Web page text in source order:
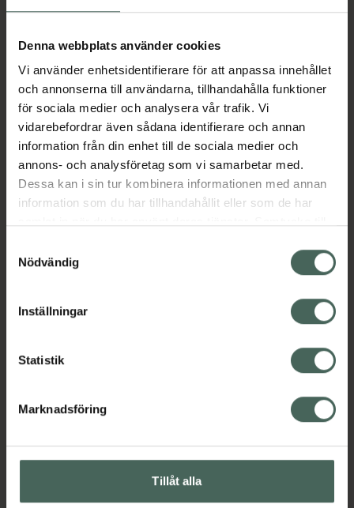
Denna webbplats använder cookies
Vi använder enhetsidentifierare för att anpassa innehållet
och annonserna till användarna, tillhandahålla funktioner
för sociala medier och analysera vår trafik. Vi
vidarebefordrar även sådana identifierare och annan
information från din enhet till de sociala medier och
annons- och analysföretag som vi samarbetar med.
Dessa kan i sin tur kombinera informationen med annan
information som du har tillhandahållit eller som de har
återkalla ditt samtycke via webbplatsens
cookieinställningar. Ett återkallat samtycke påverkar inte
lagligheten av behandling som skett innan återkallelsen.
Nödvändig
Inställningar
Statistik
Marknadsföring
Tillåt alla
Flerfaldigt prisbelönt intimtvål med skonsam
Speciellt framtagen för att bibehålla vulvans
naturliga pH värde (pH 5).
Doft: Violet Cotton
Dryg formula som håller länge
Utvecklad av kvinnliga läkare och gynekologer
100% vegansk
Jämförpris 1,91 kr/ml
EAN:07350077561670
Kategorier:
Veganska produkter
Innehåll Visa
Instruktioner Visa
Kontaktinfo tillverkare Visa